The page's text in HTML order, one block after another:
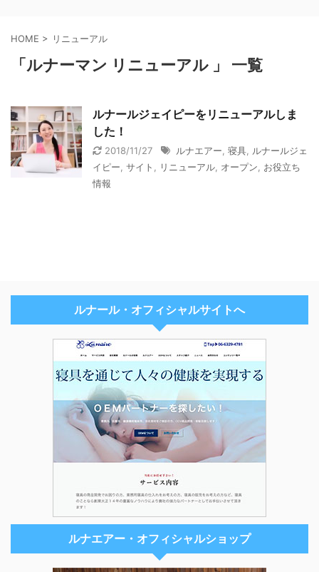
HOME > リニューアル
「ルナーマン リニューアル 」 一覧
ルナールジェイピーをリニューアルしま
した！
2018/11/27 ルナエアー 寝具
ルナールジェ
イピー サイト リニューアル オープン
お役立ち
情報
ルナール・オフィシャルサイトへ
ルナエアー・オフィシャルショップ